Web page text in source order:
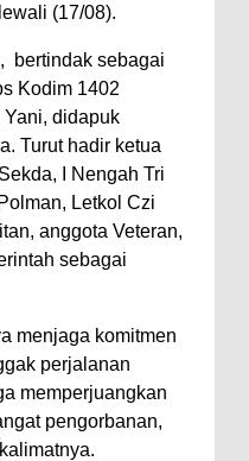
(17/08).
bertindak sebagai
Kodim 1402
Yani, didapuk
Turut hadir ketua
I Nengah Tri
Letkol Czi
anggota Veteran,
sebagai
menjaga komitmen
perjalanan
memperjuangkan
pengorbanan,